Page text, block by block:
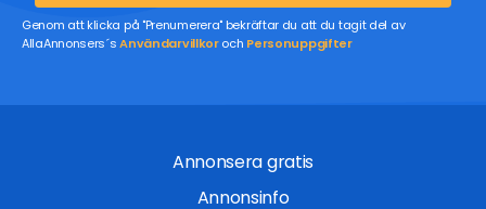
Genom att klicka på "Prenumerera" bekräftar du att du tagit del av
AllaAnnonsers´sAnvändarvillkoroch Personuppgifter
Annonsera gratis
Annonsinfo